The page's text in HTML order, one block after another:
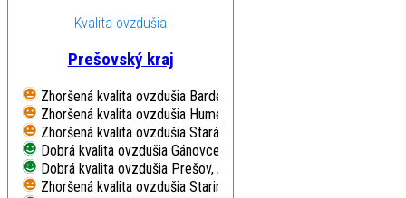
Kvalita ovzdušia
Prešovský kraj
Zhoršená kvalita ovzdušia Bardejov, Pod Vinbargom
Zhoršená kvalita ovzdušia Humenné, Nám. Slobody
Zhoršená kvalita ovzdušia Stará Lesná, AÚ SAV, EMEP
Dobrá kvalita ovzdušia Gánovce, Meteo. st.
Dobrá kvalita ovzdušia Prešov, Arm. gen. L. Svobodu
Zhoršená kvalita ovzdušia Starina, Vodná nádrž, EMEP